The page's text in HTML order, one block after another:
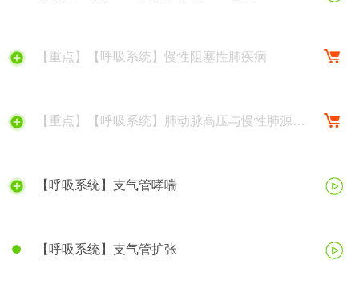
【重点】【呼吸系统】慢性阻塞性肺疾病
【重点】【呼吸系统】肺动脉高压与慢性肺源性
【呼吸系统】支气管哮喘
【呼吸系统】支气管扩张